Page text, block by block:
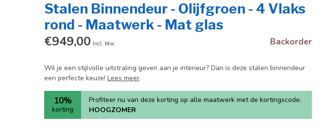
Stalen Binnendeur - Olijfgroen - 4 Vlaks
rond - Maatwerk - Mat glas
€949,00 Incl. btw Backorder
Wil je een stijlvolle uitstraling geven aan je interieur? Dan is deze stalen binnendeur
een perfecte keuze!Lees meer.
10%
korting
Profiteer nu van deze korting op alle maatwerk met de kortingscode:
HOOGZOMER